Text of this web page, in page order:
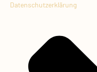
Datenschutzerklärung